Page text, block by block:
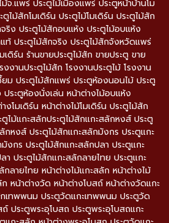
จ.แพร่ ประตูไม้เมืองแพร่ ประตูหน้าบ้านโม
ไม้สักโมเดิร์น ประตูไม้โมเดิร์น ประตูไม้สัก
ริง ประตูไม้สักอบแห้ง ประตูไม้อบแห้ง
ท้ ประตูไม้สักจริง ประตูไม้สักจังหวัดแพร่
เดิร์น ร้านขายประตูไม้สัก ขายประตู ขาย
งานประตูไม้สัก โรงงานประตูไม้ โรงงาน
ม ประตูไม้สักแพร่ ประตูห้องนอนไม้ ประตู
ระตูห้องนั่งเล่น หน้าต่างไม้อบแห้ง
โมเดิร์น หน้าต่างไม้โมเดิร์น ประตูไม้สัก
ไม้แกะสลักประตูไม้สักแกะสลักหงส์ ประตู
กหงส์ ประตูไม้สักแกะสลักมังกร ประตูแกะ
งกร ประตูไม้สักแกะสลักปลา ประตูแกะ
ประตูไม้สักแกะสลักลายไทย ประตูแกะ
ลายไทย หน้าต่างไม้แกะสลัก หน้าต่างไม้
หน้าต่างวัด หน้าต่างโบสถ์ หน้าต่างวัดแกะ
เทพพนม ประตูวัดแกะเทพพนม ประตูวัด
ประตูพระอุโบสถ ประตูพระอุโบสถแกะ